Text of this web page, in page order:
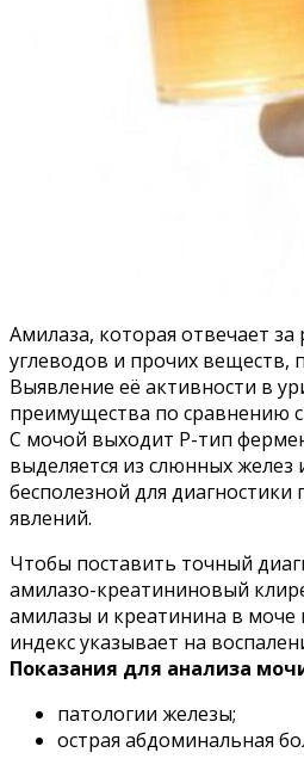
Амилаза, которая отвечает
углеводов и прочих веществ,
Выявление её активности в
преимущества по сравнению
С мочой выходит Р-тип
выделяется из слюнных желез
бесполезной для диагностики
явлений.
Чтобы поставить точный
амилазо-креатининовый
амилазы и креатинина в моче
индекс указывает на
Показания для анализа
патологии железы;
острая абдоминальная